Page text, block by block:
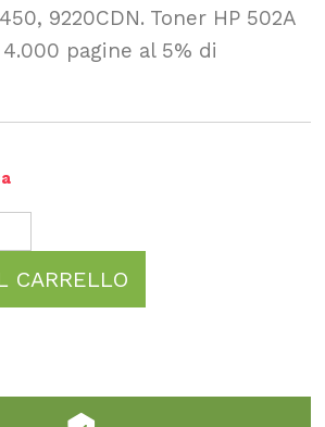
9220CDN. Toner HP 502A
pagine al 5% di
CARRELLO